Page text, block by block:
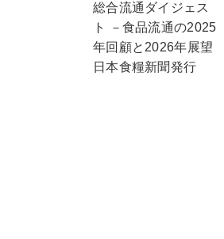
総合流通ダイジェス
ト －食品流通の2025
年回顧と2026年展望
日本食糧新聞発行